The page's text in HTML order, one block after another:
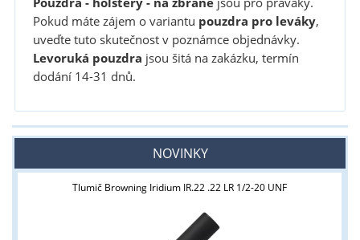
Pokud máte zájem o variantu pouzdra pro leváky,
uveďte tuto skutečnost v poznámce objednávky.
Levoruká pouzdra jsou šitá na zakázku, termín
dodání 14-31 dnů.
NOVINKY
Tlumič Browning Iridium IR.22 .22 LR 1/2-20 UNF